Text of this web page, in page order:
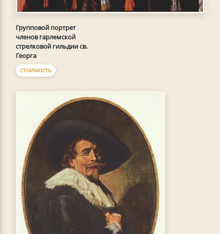
Групповой портрет
членов гарлемской
стрелковой гильдии св.
Георга
СТОИМОСТЬ